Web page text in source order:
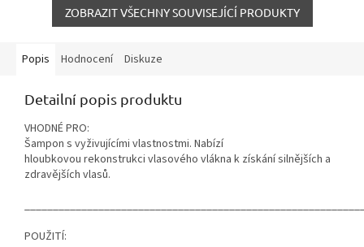
ZOBRAZIT VŠECHNY SOUVISEJÍCÍ PRODUKTY
Popis Hodnocení Diskuze
Detailní popis produktu
VHODNÉ PRO:
Šampon s vyživujícími vlastnostmi. Nabízí
hloubkovou rekonstrukci vlasového vlákna k získání silnějších a
zdravějších vlasů.
POUŽITÍ: